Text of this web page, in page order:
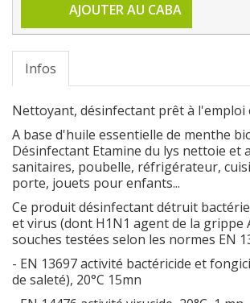
AJOUTER AU CABA
Infos
Nettoyant, désinfectant prêt à l'emploi
A base d'huile essentielle de menthe
Désinfectant Etamine du lys nettoie et
sanitaires, poubelle, réfrigérateur,
porte, jouets pour enfants...
Ce produit désinfectant détruit
et virus (dont H1N1 agent de la grippe
souches testées selon les normes EN
- EN 13697 activité bactéricide et
de saleté), 20°C 15mn